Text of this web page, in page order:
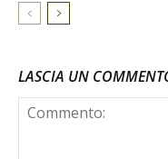
LASCIA UN